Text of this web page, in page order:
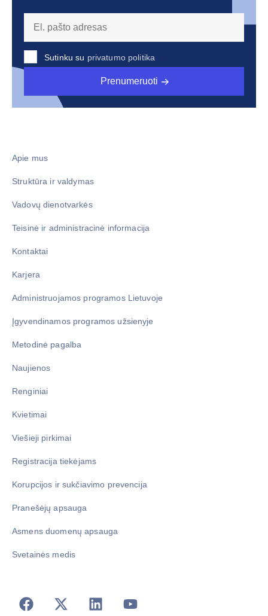
Sutinku su privatumo politika
Prenumeruoti
Apie mus
Struktūra ir valdymas
Vadovų dienotvarkės
Teisinė ir administracinė informacija
Kontaktai
Karjera
Administruojamos programos Lietuvoje
Įgyvendinamos programos užsienyje
Metodinė pagalba
Naujienos
Renginiai
Kvietimai
Viešieji pirkimai
Registracija tiekėjams
Korupcijos ir sukčiavimo prevencija
Pranešėjų apsauga
Asmens duomenų apsauga
Svetainės medis